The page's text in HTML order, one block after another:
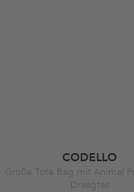
CODELLO
Große Tote Bag mit Animal
Draagtas